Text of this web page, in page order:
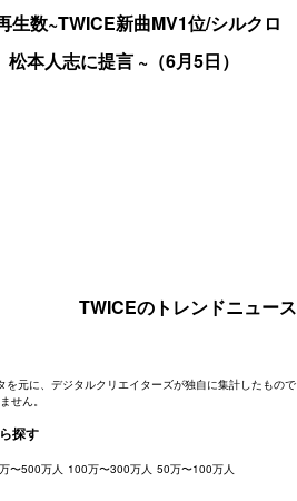
生数~TWICE新曲MV1位/シルクロ
本人志に提言 ~（6月5日）
TWICEのトレンドニュース
元に、デジタルクリエイターズが独自に集計したもので
せん。
探す
〜500万人 100万〜300万人 50万〜100万人